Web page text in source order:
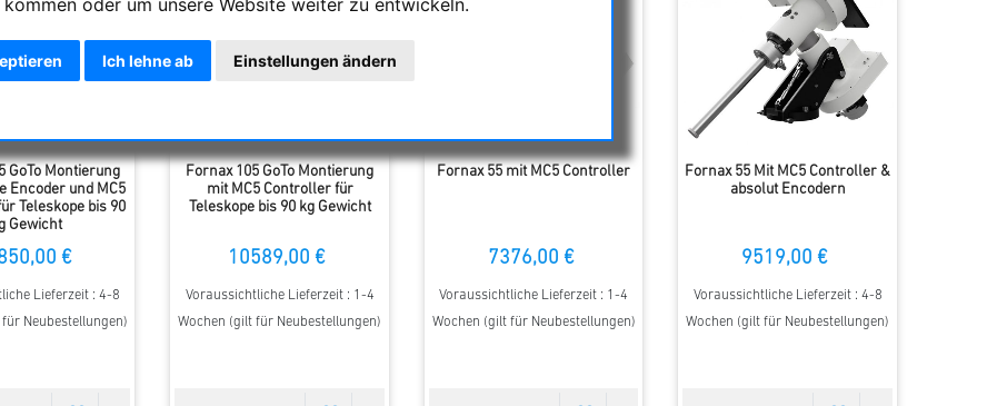
Ich lehne ab Einstellungen ändern
GoTo Montierung
Encoder und MC5
Teleskope bis 90
Gewicht
€
Lieferzeit : 4-8
Neubestellungen)
Fornax 105 GoTo Montierung
mit MC5 Controller für
Teleskope bis 90 kg Gewicht
10589,00 €
Voraussichtliche Lieferzeit : 1-4
Wochen (gilt für Neubestellungen)
Fornax 55 mit MC5 Controller
7376,00 €
Voraussichtliche Lieferzeit : 1-4
Wochen (gilt für Neubestellungen)
Fornax 55 Mit MC5 Controller &
absolut Encodern
9519,00 €
Voraussichtliche Lieferzeit : 4-8
Wochen (gilt für Neubestellungen)